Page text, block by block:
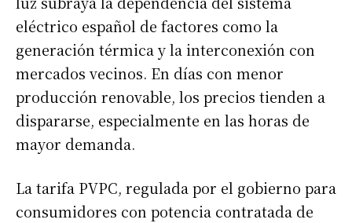
eléctrico español de factores como la
generación térmica y la interconexión con
mercados vecinos. En días con menor
producción renovable, los precios tienden a
dispararse, especialmente en las horas de
mayor demanda.
La tarifa PVPC, regulada por el gobierno para
consumidores con potencia contratada de